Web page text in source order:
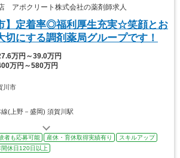
アポクリート株式会社の薬剤師求人
】定着率◎福利厚生充実☆笑顔とお
切にする調剤薬局グループです！
万円～39.0万円
万円～580万円
川市
線(上野－盛岡) 須賀川駅
者も応募可能 産休・育休取得実績有り
スキルアップ
間休日120日以上